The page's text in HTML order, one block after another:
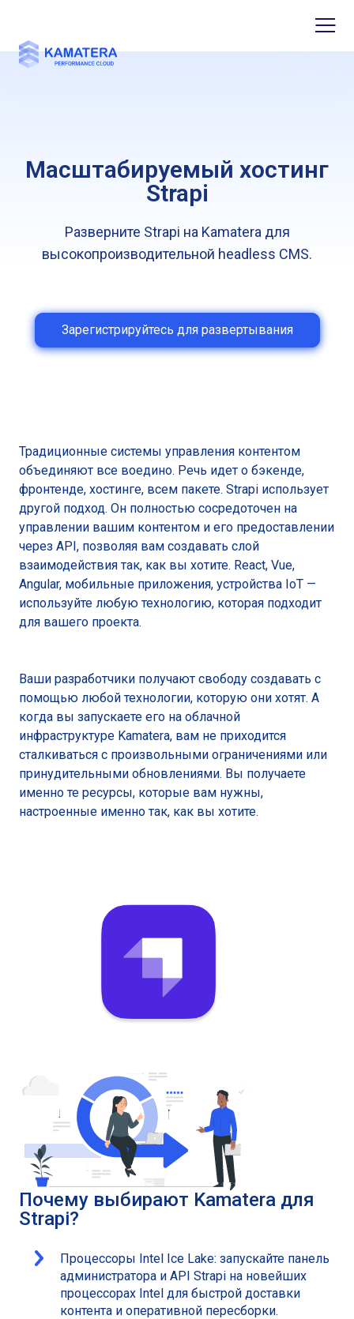
Масштабируемый хостинг
Strapi
Разверните Strapi на Kamatera для
высокопроизводительной headless CMS.
Зарегистрируйтесь для развертывания
Традиционные системы управления контентом
объединяют все воедино. Речь идет о бэкенде,
фронтенде, хостинге, всем пакете. Strapi использует
другой подход. Он полностью сосредоточен на
управлении вашим контентом и его предоставлении
через API, позволяя вам создавать слой
взаимодействия так, как вы хотите. React, Vue,
Angular, мобильные приложения, устройства IoT —
используйте любую технологию, которая подходит
для вашего проекта.
Ваши разработчики получают свободу создавать с
помощью любой технологии, которую они хотят. А
когда вы запускаете его на облачной
инфраструктуре Kamatera, вам не приходится
сталкиваться с произвольными ограничениями или
принудительными обновлениями. Вы получаете
именно те ресурсы, которые вам нужны,
настроенные именно так, как вы хотите.
Почему выбирают Kamatera для
Strapi?
Процессоры Intel Ice Lake: запускайте панель
администратора и API Strapi на новейших
процессорах Intel для быстрой доставки
контента и оперативной пересборки.